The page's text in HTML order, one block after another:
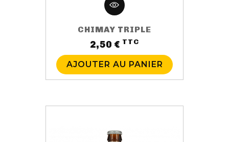
CHIMAY TRIPLE
2,50 € TTCPrix
AJOUTER AU PANIER